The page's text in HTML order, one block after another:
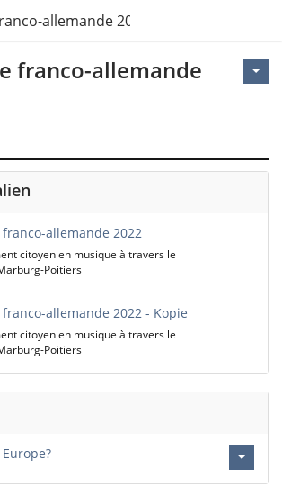
allemande 2022
franco-allemande
franco-allemande 2022
citoyen en musique à travers le
Poitiers
allemande 2022 - Kopie
citoyen en musique à travers le
Poitiers